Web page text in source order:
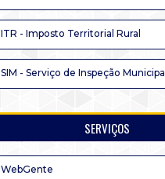
ITR - Imposto Territorial Rural
SIM - Serviço de Inspeção Municipal
SERVIÇOS
WebGente